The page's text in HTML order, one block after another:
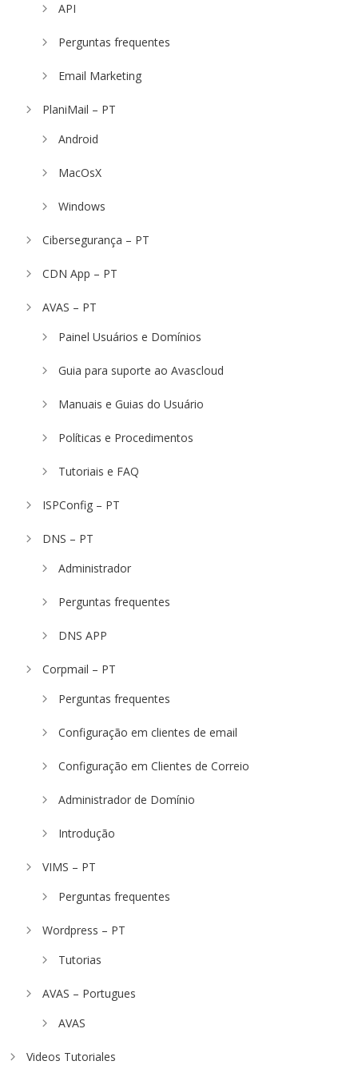
API
Perguntas frequentes
Email Marketing
PlaniMail – PT
Android
MacOsX
Windows
Cibersegurança – PT
CDN App – PT
AVAS – PT
Painel Usuários e Domínios
Guia para suporte ao Avascloud
Manuais e Guias do Usuário
Políticas e Procedimentos
Tutoriais e FAQ
ISPConfig – PT
DNS – PT
Administrador
Perguntas frequentes
DNS APP
Corpmail – PT
Perguntas frequentes
Configuração em clientes de email
Configuração em Clientes de Correio
Administrador de Domínio
Introdução
VIMS – PT
Perguntas frequentes
Wordpress – PT
Tutorias
AVAS – Portugues
AVAS
Videos Tutoriales